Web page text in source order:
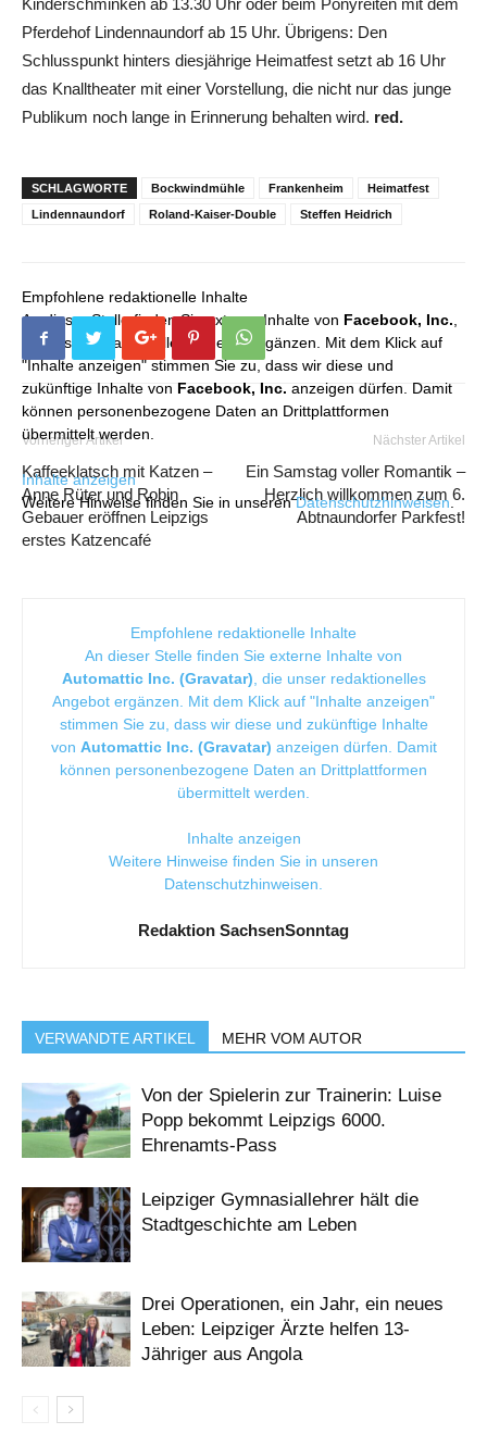
Kinderschminken ab 13.30 Uhr oder beim Ponyreiten mit dem
Pferdehof Lindennaundorf ab 15 Uhr. Übrigens: Den
Schlusspunkt hinters diesjährige Heimatfest setzt ab 16 Uhr
das Knalltheater mit einer Vorstellung, die nicht nur das junge
Publikum noch lange in Erinnerung behalten wird. red.
SCHLAGWORTE Bockwindmühle Frankenheim
Heimatfest
Lindennaundorf
Roland-Kaiser-Double Steffen Heidrich
Empfohlene redaktionelle Inhalte
An dieser Stelle finden Sie externe Inhalte von Facebook, Inc.
die unser redaktionelles Angebot ergänzen. Mit dem Klick auf
"Inhalte anzeigen" stimmen Sie zu, dass wir diese und
zukünftige Inhalte von Facebook, Inc. anzeigen dürfen. Damit
können personenbezogene Daten an Drittplattformen
übermittelt werden.
Inhalte anzeigen
Weitere Hinweise finden Sie in unserenDatenschutzhinweisen .
Vorheriger Artikel
Kaffeeklatsch mit Katzen –
Anne Rüter und Robin
Gebauer eröffnen Leipzigs
erstes Katzencafé
Nächster Artikel
Ein Samstag voller Romantik –
Herzlich willkommen zum 6.
Abtnaundorfer Parkfest!
Empfohlene redaktionelle Inhalte
An dieser Stelle finden Sie externe Inhalte von
Automattic Inc. (Gravatar) , die unser redaktionelles
Angebot ergänzen. Mit dem Klick auf "Inhalte anzeigen"
stimmen Sie zu, dass wir diese und zukünftige Inhalte
von Automattic Inc. (Gravatar) anzeigen dürfen. Damit
können personenbezogene Daten an Drittplattformen
übermittelt werden.
Inhalte anzeigen
Weitere Hinweise finden Sie in unseren
Datenschutzhinweisen
Redaktion SachsenSonntag
VERWANDTE ARTIKEL MEHR VOM AUTOR
Von der Spielerin zur Trainerin: Luise
Popp bekommt Leipzigs 6000.
Ehrenamts-Pass
Leipziger Gymnasiallehrer hält die
Stadtgeschichte am Leben
Drei Operationen, ein Jahr, ein neues
Leben: Leipziger Ärzte helfen 13-
Jähriger aus Angola